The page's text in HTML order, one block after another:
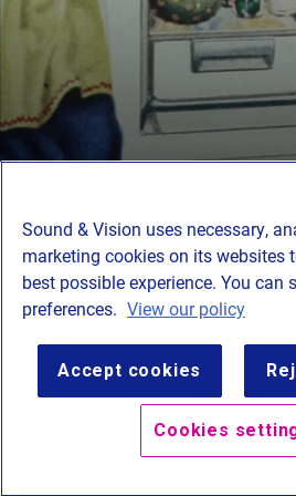
Tradwives zeggen niet te werken en
verdienen. Daarmee lijken zij
afhankelijk van hun man. Maar is
BEGIN HET
Sound & Vision uses necessary,
marketing cookies on its websites
best possible experience. You can
preferences. View our policy
Accept cookies
Cookies